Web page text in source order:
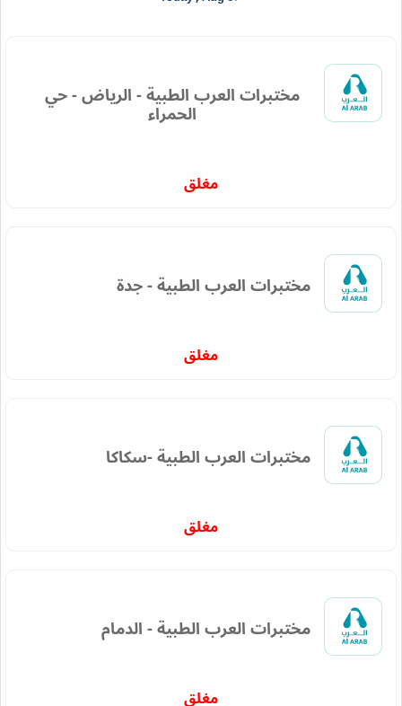
مختبرات العرب الطبية - الرياض - حي
الحمراء
مغلق
مختبرات العرب الطبية - جدة
مغلق
مختبرات العرب الطبية -سكاكا
مغلق
مختبرات العرب الطبية - الدمام
مغلق